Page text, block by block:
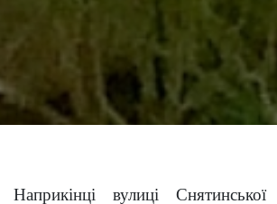
Наприкінці вулиці